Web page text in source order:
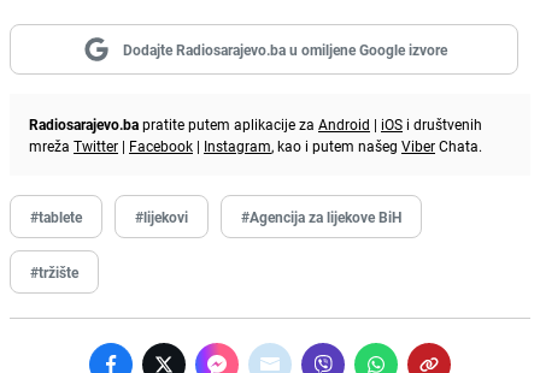
Dodajte Radiosarajevo.ba u omiljene Google izvore
Radiosarajevo.bapratite putem aplikacije za Android | iOS i društvenih
mreža Twitter | Facebook | Instagram, kao i putem našeg ViberChata.
#tablete #lijekovi #Agencija za lijekove BiH
#tržište